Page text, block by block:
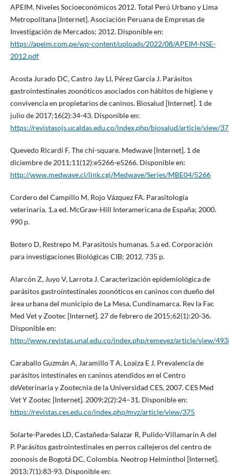
APEIM. Niveles Socioeconómicos 2012. Total Perú Urbano y Lima
Metropolitana [Internet]. Asociación Peruana de Empresas de
Investigación de Mercados; 2012. Disponible en:
https://apeim.com.pe/wp-content/uploads/2022/08/APEIM-NSE-
2012.pdf
Acosta Jurado DC, Castro Jay LI, Pérez García J. Parásitos
gastrointestinales zoonóticos asociados con hábitos de higiene y
convivencia en propietarios de caninos. Biosalud [Internet]. 1 de
julio de 2017;16(2):34-43. Disponible en:
https://revistasojs.ucaldas.edu.co/index.php/biosalud/article/view/
Quevedo Ricardi F. The chi-square. Medwave [Internet]. 1 de
diciembre de 2011;11(12):e5266-e5266. Disponible en:
http://www.medwave.cl/link.cgi/Medwave/Series/MBE04/5266
Cordero del Campillo M, Rojo Vázquez FA. Parasitología
veterinaria. 1.a ed. McGraw-Hill Interamericana de España; 2000.
990 p.
Botero D, Restrepo M. Parasitosis humanas. 5.a ed. Corporación
para investigaciones Biológicas CIB; 2012. 735 p.
Alarcón Z, Juyo V, Larrota J. Caracterización epidemiológica de
parásitos gastroíntestínales zoonóticos en caninos con dueño del
área urbana del municipio de La Mesa, Cundinamarca. Rev la Fac
Med Vet y Zootec [Internet]. 27 de febrero de 2015;62(1):20-36.
Disponible en:
http://www.revistas.unal.edu.co/index.php/remevez/article/view/
Caraballo Guzmán A, Jaramillo T A, Loaiza E J. Prevalencia de
parásitos intestinales en caninos atendidos en el Centro
deVeterinaria y Zootecnia de la Universidad CES, 2007. CES Med
Vet Y Zootec [Internet]. 2009;2(2):24–31. Disponible en:
https://revistas.ces.edu.co/index.php/mvz/article/view/375
Solarte-Paredes LD, Castañeda-Salazar R, Pulido-Villamarín A del
P. Parásitos gastrointestinales en perros callejeros del centro de
zoonosis de Bogotá DC, Colombia. Neotrop Helminthol [Internet].
2013;7(1):83-93. Disponible en: